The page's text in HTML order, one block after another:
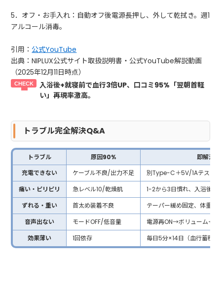
5．オフ・お手入れ：自動オフ後電源長押し、外して乾拭き。週1
アルコール消毒。
引用： 公式YouTube
出典：NIPLUX公式サイト取扱説明書・公式YouTube解説動画
（2025年12月11日時点）
入浴後+就寝前で血行3倍UP、口コミ95%「翌朝首軽
い」再現率激高。
トラブル完全解決Q&A
トラブル 原因90%
即解決
充電できない
ケーブル不良/出力不足
別Type-C＋5V/1Aテスト
痛い・ピリピリ
急レベル10/乾燥肌
1-2から3日慣れ、入浴後
ずれる・重い
首太め装着不良
テーパー緩め固定、体重
音声出ない
モードOFF/低音量
電源再ON→ボリューム+
効果薄い
1回依存 毎日5分×14日（血行蓄積